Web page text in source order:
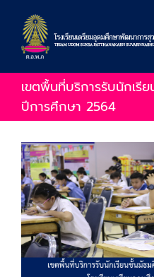
content
เขตพื้นที่บริการรับนักเรี
ปีการศึกษา 2564
View
Larger
Image